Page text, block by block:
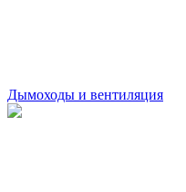
Дымоходы и вентиляция